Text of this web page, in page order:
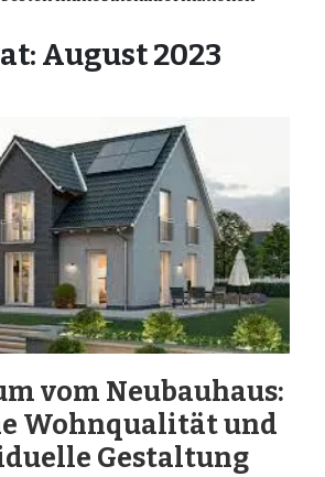
August 2023
vom Neubauhaus:
Wohnqualität und
Gestaltung